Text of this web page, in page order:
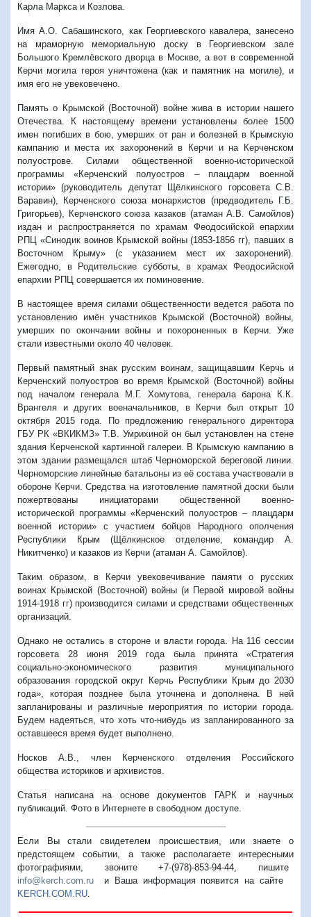
Карла Маркса и Козлова.
Имя А.О. Сабашинского, как Георгиевского кавалера, занесено
на мраморную мемориальную доску в Георгиевском зале
Большого Кремлёвского дворца в Москве, а вот в современной
Керчи могила героя уничтожена (как и памятник на могиле), и
имя его не увековечено.
Память о Крымской (Восточной) войне жива в истории нашего
Отечества. К настоящему времени установлены более 1500
имен погибших в бою, умерших от ран и болезней в Крымскую
кампанию и места их захоронений в Керчи и на Керченском
полуострове. Силами общественной военно-исторической
программы «Керченский полуостров – плацдарм военной
истории» (руководитель депутат Щёлкинского горсовета С.В.
Варавин), Керченского союза монархистов (предводитель Г.Б.
Григорьев), Керченского союза казаков (атаман А.В. Самойлов)
издан и распространяется по храмам Феодосийской епархии
РПЦ «Синодик воинов Крымской войны (1853-1856 гг), павших в
Восточном Крыму» (с указанием мест их захоронений).
Ежегодно, в Родительские субботы, в храмах Феодосийской
епархии РПЦ совершается их поминовение.
В настоящее время силами общественности ведется работа по
установлению имён участников Крымской (Восточной) войны,
умерших по окончании войны и похороненных в Керчи. Уже
стали известными около 40 человек.
Первый памятный знак русским воинам, защищавшим Керчь и
Керченский полуостров во время Крымской (Восточной) войны
под началом генерала М.Г. Хомутова, генерала барона К.К.
Врангеля и других военачальников, в Керчи был открыт 10
октября 2015 года. По предложению генерального директора
ГБУ РК «ВКИКМЗ» Т.В. Умрихиной он был установлен на стене
здания Керченской картинной галереи. В Крымскую кампанию в
этом здании размещался штаб Черноморской береговой линии.
Черноморские линейные батальоны из её состава участвовали в
обороне Керчи. Средства на изготовление памятной доски были
пожертвованы инициаторами общественной военно-
исторической программы «Керченский полуостров – плацдарм
военной истории» с участием бойцов Народного ополчения
Республики Крым (Щёлкинское отделение, командир А.
Никитченко) и казаков из Керчи (атаман А. Самойлов).
Таким образом, в Керчи увековечивание памяти о русских
воинах Крымской (Восточной) войны (и Первой мировой войны
1914-1918 гг) производится силами и средствами общественных
организаций.
Однако не остались в стороне и власти города. На 116 сессии
горсовета 28 июня 2019 года была принята «Стратегия
социально-экономического развития муниципального
образования городской округ Керчь Республики Крым до 2030
года», которая позднее была уточнена и дополнена. В ней
запланированы и различные мероприятия по истории города.
Будем надеяться, что хоть что-нибудь из запланированного за
оставшееся время будет выполнено.
Носков А.В., член Керченского отделения Российского
общества историков и архивистов.
Статья написана на основе документов ГАРК и научных
публикаций. Фото в Интернете в свободном доступе.
Если Вы стали свидетелем происшествия, или знаете о
предстоящем событии, а также располагаете интересными
фотографиями, звоните +7-(978)-853-94-44, пишите
info@kerch.com.ru и Ваша информация появится на сайте
KERCH.COM.RU